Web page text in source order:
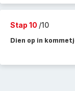
Stap 10 /10
Dien op in